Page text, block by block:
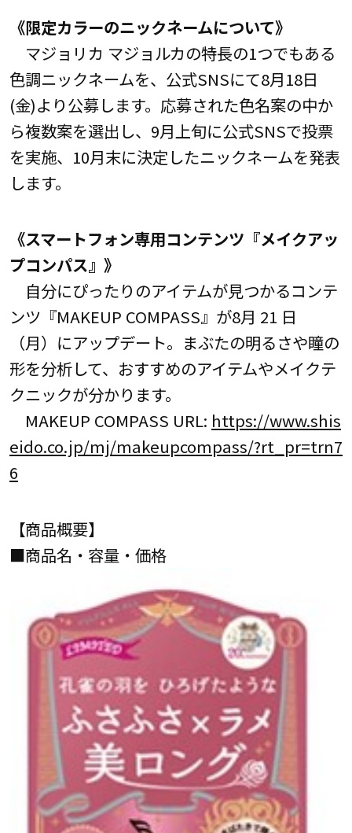
《限定カラーのニックネームについて》
マジョリカ マジョルカの特長の1つでもある
色調ニックネームを、公式SNSにて8月18日
(金)より公募します。応募された色名案の中か
ら複数案を選出し、9月上旬に公式SNSで投票
を実施、10月末に決定したニックネームを発表
します。
《スマートフォン専用コンテンツ『メイクアッ
プコンパス』》
自分にぴったりのアイテムが見つかるコンテ
ンツ『MAKEUP COMPASS』が8月 21 日
（月）にアップデート。まぶたの明るさや瞳の
形を分析して、おすすめのアイテムやメイクテ
クニックが分かります。
MAKEUP COMPASS URL: https://www.shis
eido.co.jp/mj/makeupcompass/?rt_pr=trn7
6
【商品概要】
■商品名・容量・価格